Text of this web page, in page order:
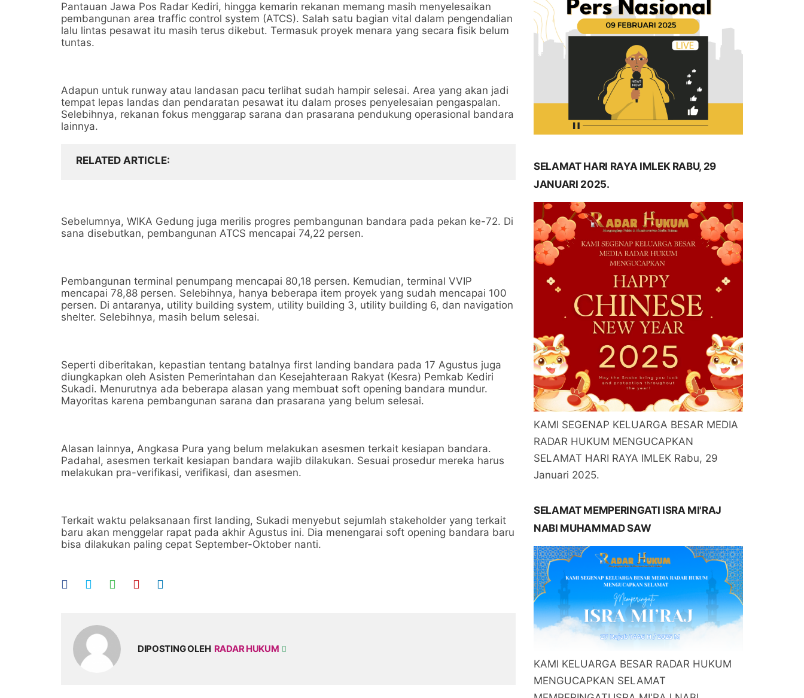
Pantauan Jawa Pos Radar Kediri, hingga kemarin rekanan memang masih menyelesaikan
pembangunan area traffic control system (ATCS). Salah satu bagian vital dalam pengendalian
lalu lintas pesawat itu masih terus dikebut. Termasuk proyek menara yang secara fisik belum
tuntas.
Adapun untuk runway atau landasan pacu terlihat sudah hampir selesai. Area yang akan jadi
tempat lepas landas dan pendaratan pesawat itu dalam proses penyelesaian pengaspalan.
Selebihnya, rekanan fokus menggarap sarana dan prasarana pendukung operasional bandara
lainnya.
RELATED ARTICLE
Sebelumnya, WIKA Gedung juga merilis progres pembangunan bandara pada pekan ke-72. Di
sana disebutkan, pembangunan ATCS mencapai 74,22 persen.
Pembangunan terminal penumpang mencapai 80,18 persen. Kemudian, terminal VVIP
mencapai 78,88 persen. Selebihnya, hanya beberapa item proyek yang sudah mencapai 100
persen. Di antaranya, utility building system, utility building 3, utility building 6, dan navigation
shelter. Selebihnya, masih belum selesai.
Seperti diberitakan, kepastian tentang batalnya first landing bandara pada 17 Agustus juga
diungkapkan oleh Asisten Pemerintahan dan Kesejahteraan Rakyat (Kesra) Pemkab Kediri
Sukadi. Menurutnya ada beberapa alasan yang membuat soft opening bandara mundur.
Mayoritas karena pembangunan sarana dan prasarana yang belum selesai.
Alasan lainnya, Angkasa Pura yang belum melakukan asesmen terkait kesiapan bandara.
Padahal, asesmen terkait kesiapan bandara wajib dilakukan. Sesuai prosedur mereka harus
melakukan pra-verifikasi, verifikasi, dan asesmen.
Terkait waktu pelaksanaan first landing, Sukadi menyebut sejumlah stakeholder yang terkait
baru akan menggelar rapat pada akhir Agustus ini. Dia menengarai soft opening bandara baru
bisa dilakukan paling cepat September-Oktober nanti.
DIPOSTING OLEH RADAR HUKUM
SELAMAT HARI RAYA IMLEK RABU, 29
JANUARI 2025.
KAMI SEGENAP KELUARGA BESAR MEDIA
RADAR HUKUM MENGUCAPKAN
SELAMAT HARI RAYA IMLEK Rabu, 29
Januari 2025.
SELAMAT MEMPERINGATI ISRA MI'RAJ
NABI MUHAMMAD SAW
KAMI KELUARGA BESAR RADAR HUKUM
MENGUCAPKAN SELAMAT